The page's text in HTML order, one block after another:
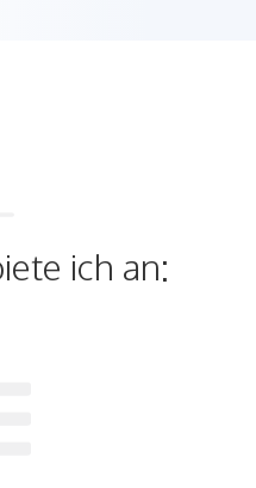
ich an: